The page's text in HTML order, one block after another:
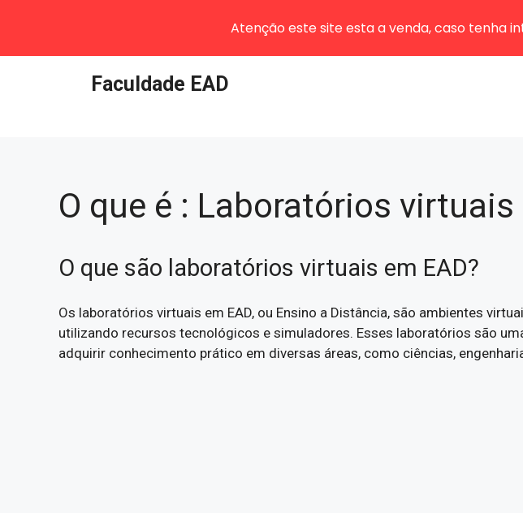
Faculdade EAD
O que é : Laboratórios virtuais
O que são laboratórios virtuais em EAD?
Os laboratórios virtuais em EAD, ou Ensino a Distância, são ambientes
utilizando recursos tecnológicos e simuladores. Esses laboratórios são
adquirir conhecimento prático em diversas áreas, como ciências,
Atenção este site esta a venda, caso tenha